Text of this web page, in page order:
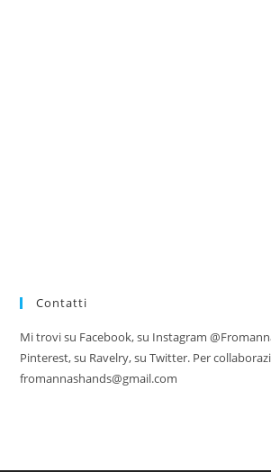
Contatti
Mi trovi su Facebook, su Instagram
Pinterest, su Ravelry, su Twitter. Per
fromannashands@gmail.com